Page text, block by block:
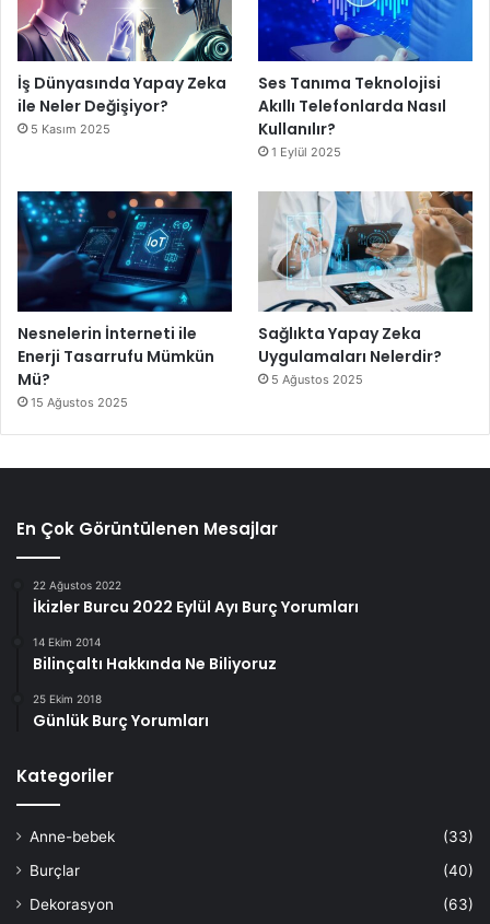
İş Dünyasında Yapay Zeka
ile Neler Değişiyor?
5 Kasım 2025
Ses Tanıma Teknolojisi
Akıllı Telefonlarda Nasıl
Kullanılır?
1 Eylül 2025
Nesnelerin İnterneti ile
Enerji Tasarrufu Mümkün
Mü?
15 Ağustos 2025
Sağlıkta Yapay Zeka
Uygulamaları Nelerdir?
5 Ağustos 2025
En Çok Görüntülenen Mesajlar
22 Ağustos 2022
İkizler Burcu 2022 Eylül Ayı Burç Yorumları
14 Ekim 2014
Bilinçaltı Hakkında Ne Biliyoruz
25 Ekim 2018
Günlük Burç Yorumları
Kategoriler
Anne-bebek
(33)
Burçlar
(40)
Dekorasyon
(63)